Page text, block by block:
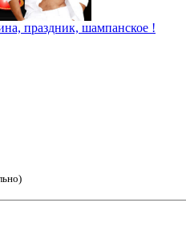
праздник, шампанское !